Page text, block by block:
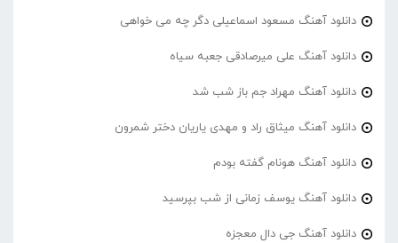
دانلود آهنگ مسعود اسماعیلی دگر چه می خواهی
دانلود آهنگ علی میرصادقی جعبه سیاه
دانلود آهنگ مهراد جم باز شب شد
دانلود آهنگ میثاق راد و مهدی یاریان دختر شمرون
دانلود آهنگ هونام گفته بودم
دانلود آهنگ یوسف زمانی از شب بپرسید
دانلود آهنگ جی دال معجزه